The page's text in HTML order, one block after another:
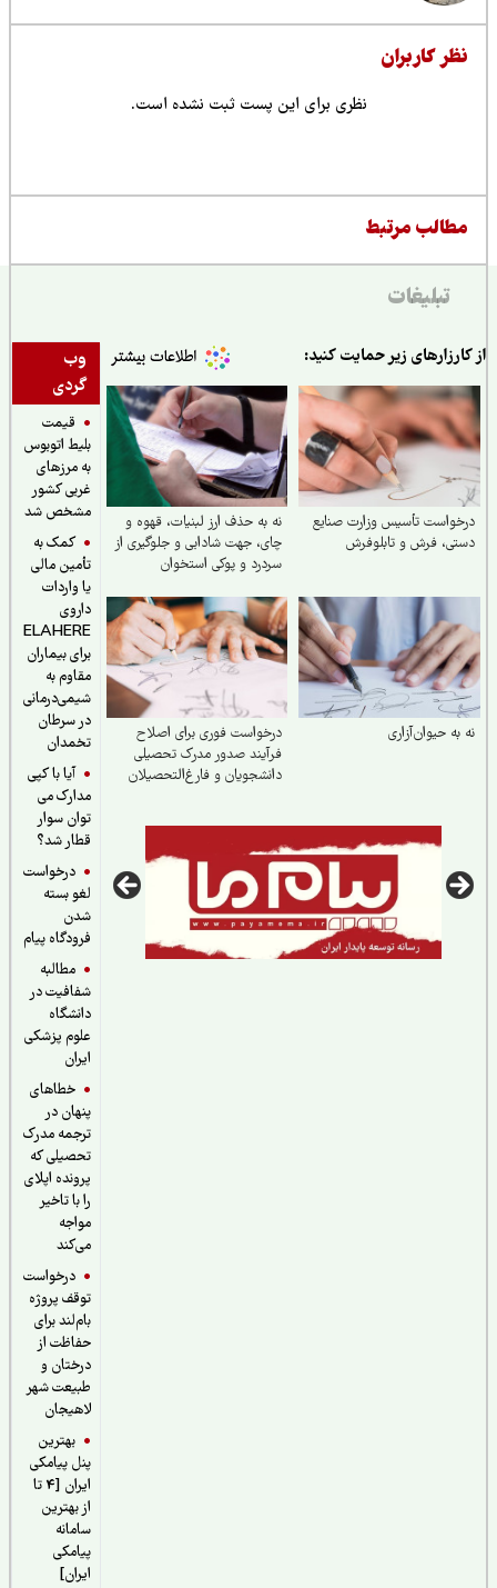
کاربران
نظری برای این پست ثبت نشده است.
مرتبط
تبلیغات
وب
گردی
قیمت
بلیط اتوبوس
به مرزهای
غربی کشور
مشخص شد
کمک به
تأمین مالی
یا واردات
داروی
ELAHERE
برای بیماران
مقاوم به
شیمی‌درمانی
در سرطان
تخمدان
آیا با کپی
مدارک می
توان سوار
قطار شد؟
درخواست
لغو بسته
فرودگاه پیام
مطالبه
شفافیت در
دانشگاه
علوم پزشکی
خطاهای
پنهان در
ترجمه مدرک
تحصیلی که
پرونده اپلای
را با تاخیر
درخواست
توقف پروژه
بام‌لند برای
حفاظت از
درختان و
طبیعت شهر
لاهیجان
بهترین
پنل پیامکی
ایران [4 تا
از بهترین
سامانه
پیامکی
زیر حمایت کنید:
تأسیس وزارت صنایع
فرش و تابلوفرش
نه به حذف ارز لبنیات، قهوه و
چای، جهت شادابی و جلوگیری از
سردرد و پوکی استخوان
حیوان‌آزاری
درخواست فوری برای اصلاح
فرآیند صدور مدرک تحصیلی
دانشجویان و فارغ‌التحصیلان